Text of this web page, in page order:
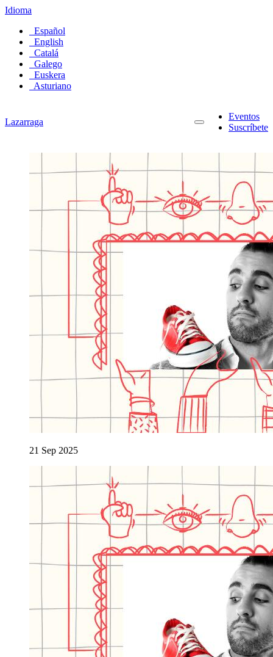
Idioma
Español
English
Catalá
Galego
Euskera
Asturiano
Lazarraga
Eventos
Suscríbete
21 Sep 2025